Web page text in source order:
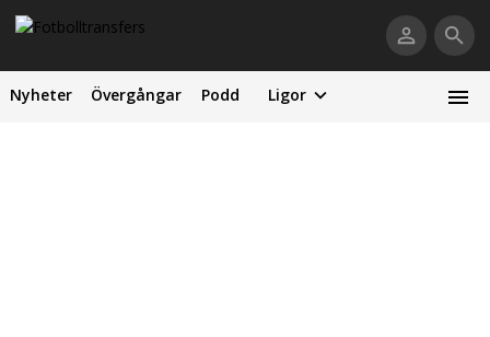
Nyheter Övergångar Podd Ligor